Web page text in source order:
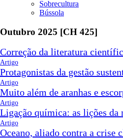
Sobrecultura
Bússola
Outubro 2025 [CH 425]
Correção da literatura
Artigo
Protagonistas da gestão
Artigo
Muito além de aranhas e
Artigo
Ligação química: as lições da
Artigo
Oceano, aliado contra a crise